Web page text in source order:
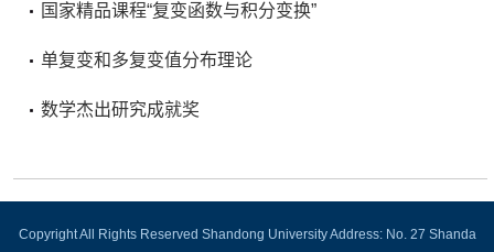
国家精品课程“复变函数与积分变换”
单复变和多复变值分布理论
数学杰出研究成就奖
Copyright All Rights Reserved Shandong University Address: No. 27 Shanda